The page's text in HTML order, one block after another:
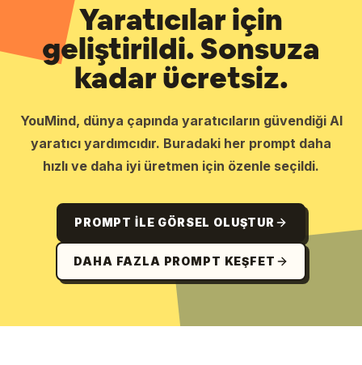
Yaratıcılar için
geliştirildi. Sonsuza
kadar ücretsiz.
YouMind, dünya çapında yaratıcıların güvendiği AI
yaratıcı yardımcıdır. Buradaki her prompt daha
hızlı ve daha iyi üretmen için özenle seçildi.
PROMPT ILE GÖRSEL OLUŞTUR
DAHA FAZLA PROMPT KEŞFET